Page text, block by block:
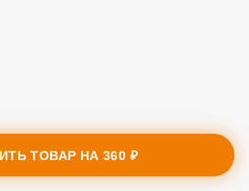
ТОВАР НА360 ₽